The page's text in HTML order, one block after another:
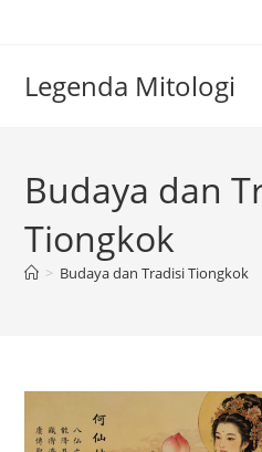
Legenda Mitologi
Budaya dan
Tiongkok
> Budaya dan Tradisi Tiongkok